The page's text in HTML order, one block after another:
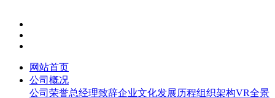
网站首页
公司概况
公司荣誉总经理致辞企业文化发展历程组织架构VR全景